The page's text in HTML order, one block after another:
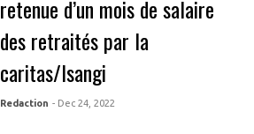
retenue d’un mois de salaire
des retraités par la
caritas/Isangi
Redaction - Dec 24, 2022